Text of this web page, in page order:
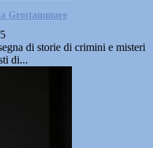
a Grottammare
di storie di crimini e misteri
di...